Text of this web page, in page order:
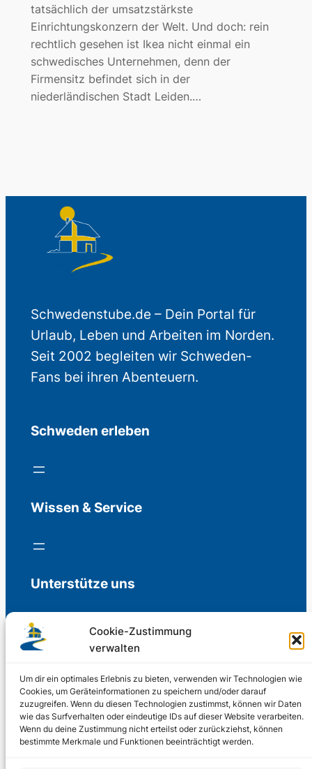
Cookie-Zustimmung
verwalten
Um dir ein optimales Erlebnis zu bieten, verwenden wir Technologien wie
Cookies, um Geräteinformationen zu speichern und/oder darauf
zuzugreifen. Wenn du diesen Technologien zustimmst, können wir Daten
wie das Surfverhalten oder eindeutige IDs auf dieser Website verarbeiten.
Wenn du deine Zustimmung nicht erteilst oder zurückziehst, können
bestimmte Merkmale und Funktionen beeinträchtigt werden.
tatsächlich der umsatzstärkste
Einrichtungskonzern der Welt. Und doch: rein
rechtlich gesehen ist Ikea nicht einmal ein
schwedisches Unternehmen, denn der
Firmensitz befindet sich in der
niederländischen Stadt Leiden.…
Schwedenstube.de – Dein Portal für
Urlaub, Leben und Arbeiten im Norden.
Seit 2002 begleiten wir Schweden-
Fans bei ihren Abenteuern.
Schweden erleben
Wissen & Service
Unterstütze uns
Freiwillige Spenden für die Aufrechterhaltung
Support us